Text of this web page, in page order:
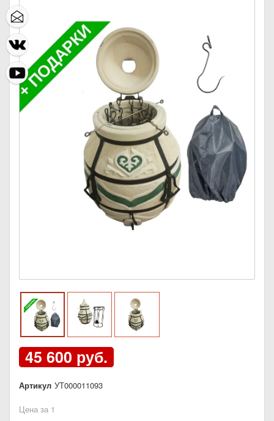
45 600 руб.
Артикул УТ000011093
Цена за 1